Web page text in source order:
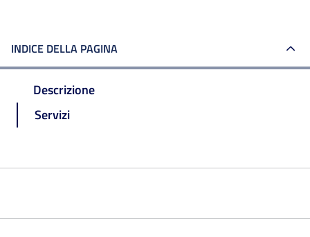
INDICE DELLA PAGINA
Descrizione
Servizi